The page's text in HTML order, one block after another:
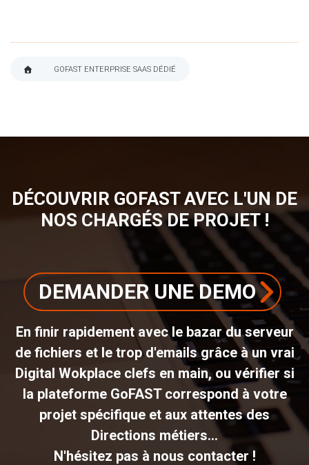
GOFAST ENTERPRISE SAAS DÉDIÉ
DÉCOUVRIR GOFAST AVEC L'UN DE
NOS CHARGÉS DE PROJET !
DEMANDER UNE DEMO
En finir rapidement avec le bazar du serveur
de fichiers et le trop d'emails grâce à un vrai
Digital Wokplace clefs en main, ou vérifier si
la plateforme GoFAST correspond à votre
projet spécifique et aux attentes des
Directions métiers...
N'hésitez pas à nous contacter !